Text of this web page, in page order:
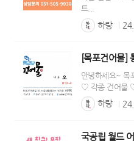
트...
하랑
[목포건어물]
안녕하세요~ 목
♡ 각종 건어물 ♡
하랑
국공립 월드